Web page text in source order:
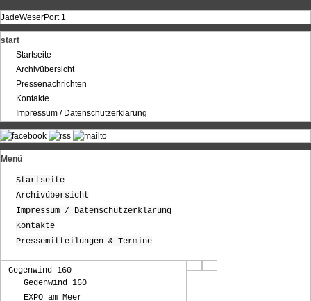
JadeWeserPort 1
start
Startseite
Archivübersicht
Pressenachrichten
Kontakte
Impressum / Datenschutzerklärung
Menü
Startseite
Archivübersicht
Impressum / Datenschutzerklärung
Kontakte
Pressemitteilungen & Termine
Gegenwind 160
Gegenwind 160
EXPO am Meer